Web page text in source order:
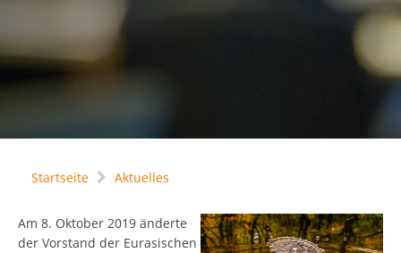
Startseite Aktuelles
Am 8. Oktober 2019 änderte
der Vorstand der Eurasischen